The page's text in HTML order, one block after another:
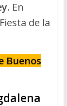
. En
de la
Buenos